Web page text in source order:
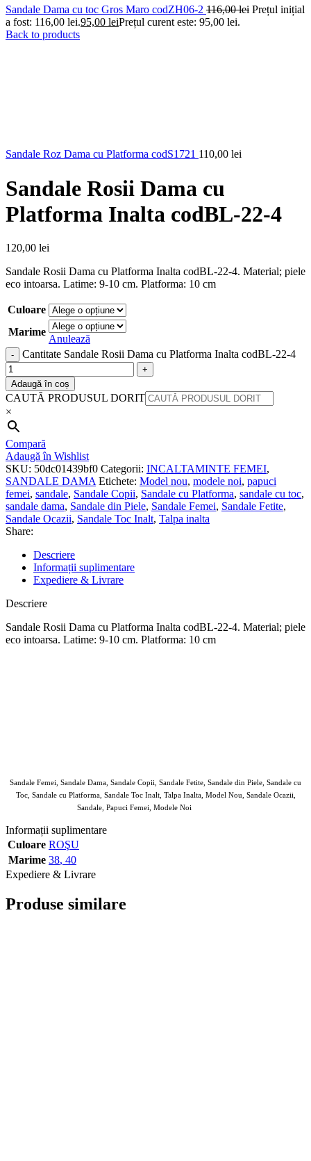
Sandale Dama cu toc Gros Maro codZH06-2 116,00lei Prețul inițial
a fost: 116,00 lei.95,00 leiPrețul curent este: 95,00 lei.
Back to products
Sandale Roz Dama cu Platforma codS1721 110,00 lei
Sandale Rosii Dama cu
Platforma Inalta codBL-22-4
120,00 lei
Sandale Rosii Dama cu Platforma Inalta codBL-22-4. Material; piele
eco intoarsa. Latime: 9-10 cm. Platforma: 10 cm
Culoare
Marime
Anulează
Cantitate Sandale Rosii Dama cu Platforma Inalta codBL-22-4
Adaugă în coș
CAUTĂ PRODUSUL DORIT
×
Compară
Adaugă în Wishlist
SKU: 50dc01439bf0 Categorii: INCALTAMINTE FEMEI,
SANDALE DAMA Etichete: Model nou, modele noi, papuci
femei, sandale, Sandale Copii, Sandale cu Platforma, sandale cu toc,
sandale dama, Sandale din Piele, Sandale Femei, Sandale Fetite,
Sandale Ocazii, Sandale Toc Inalt, Talpa inalta
Share:
Descriere
Informații suplimentare
Expediere & Livrare
Descriere
Sandale Rosii Dama cu Platforma Inalta codBL-22-4. Material; piele
eco intoarsa. Latime: 9-10 cm. Platforma: 10 cm
Sandale Femei, Sandale Dama, Sandale Copii, Sandale Fetite, Sandale din Piele, Sandale cu
Toc, Sandale cu Platforma, Sandale Toc Inalt, Talpa Inalta, Model Nou, Sandale Ocazii,
Sandale, Papuci Femei, Modele Noi
Informații suplimentare
Culoare ROŞU
Marime 38, 40
Expediere & Livrare
Produse similare